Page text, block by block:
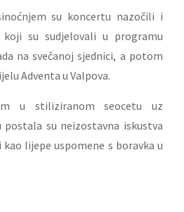
su koncertu nazočili i
su sudjelovali u programu
na svečanoj sjednici, a potom
Adventa u Valpova.
u stiliziranom seocetu uz
su neizostavna iskustva
lijepe uspomene s boravka u